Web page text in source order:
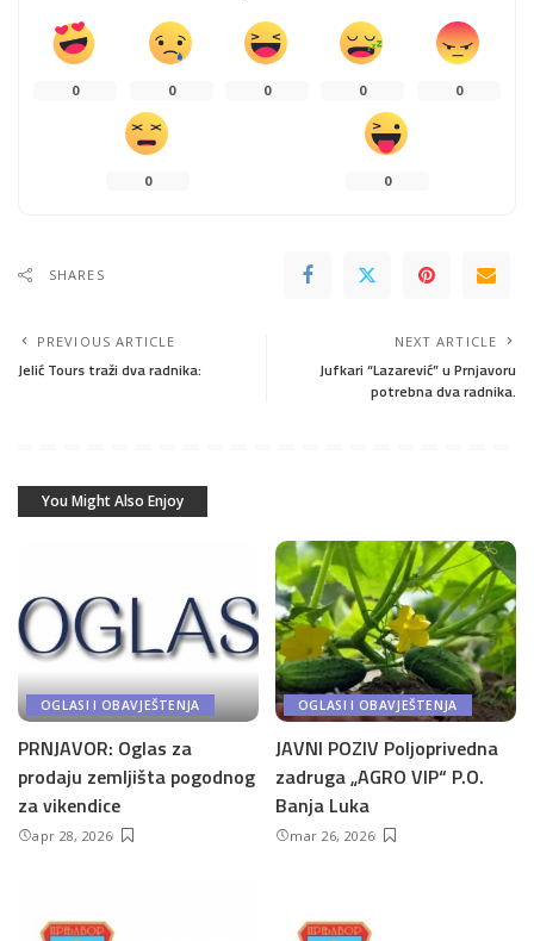
0 0 0 0 0
0 0
SHARES
PREVIOUS ARTICLE
Jelić Tours traži dva radnika:
NEXT ARTICLE
Jufkari “Lazarević” u Prnjavoru
potrebna dva radnika.
You Might Also Enjoy
OGLASI I OBAVJEŠTENJA
PRNJAVOR: Oglas za
prodaju zemljišta pogodnog
za vikendice
apr 28, 2026
OGLASI I OBAVJEŠTENJA
JAVNI POZIV Poljoprivedna
zadruga „AGRO VIP“ P.O.
Banja Luka
mar 26, 2026